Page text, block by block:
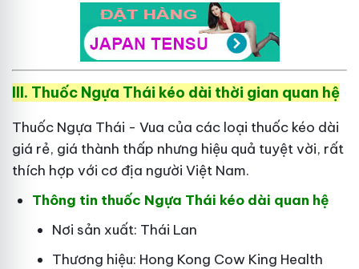
III. Thuốc Ngựa Thái kéo dài thời gian quan hệ
Thuốc Ngựa Thái - Vua của các loại thuốc kéo dài
giá rẻ, giá thành thấp nhưng hiệu quả tuyệt vời, rất
thích hợp với cơ địa người Việt Nam.
Thông tin thuốc Ngựa Thái kéo dài quan hệ
Nơi sản xuất: Thái Lan
Thương hiệu: Hong Kong Cow King Health